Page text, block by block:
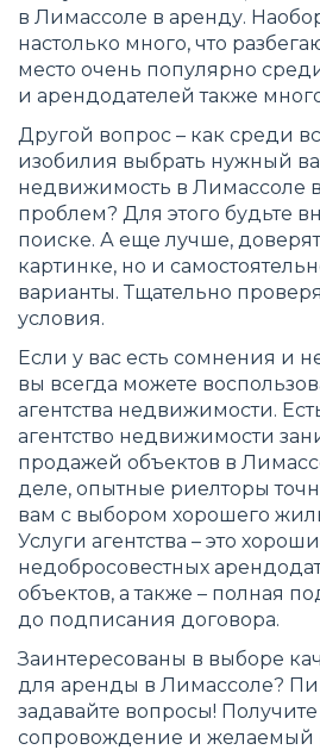
в Лимассоле в аренду.
настолько много, что
место очень популярно
и арендодателей также
Другой вопрос – как среди
изобилия выбрать нужный
недвижимость в Лимассоле
проблем? Для этого будьте
поиске. А еще лучше,
картинке, но и
варианты. Тщательно
условия.
Если у вас есть сомнения и
вы всегда можете
агентства недвижимости.
агентство недвижимости
продажей объектов в
деле, опытные риелторы
вам с выбором хорошего
Услуги агентства – это
недобросовестных
объектов, а также – полная
до подписания договора.
Заинтересованы в выборе
для аренды в Лимассоле?
задавайте вопросы!
сопровождение и желаемый